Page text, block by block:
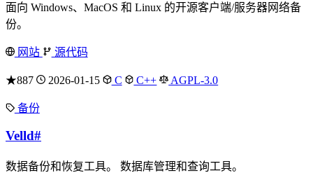
面向 Windows、MacOS 和 Linux 的开源客户端/服务器网络备
份。
网站 源代码
★887 2026-01-15 C C++ AGPL-3.0
备份
Velld#
数据备份和恢复工具。 数据库管理和查询工具。